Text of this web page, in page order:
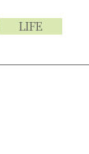
LIFE